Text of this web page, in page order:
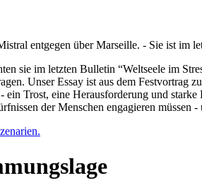
entgegen über Marseille. - Sie ist im
sie im letzten Bulletin “Weltseele im
Unser Essay ist aus dem Festvortrag
Trost, eine Herausforderung und
der Menschen engagieren müssen -